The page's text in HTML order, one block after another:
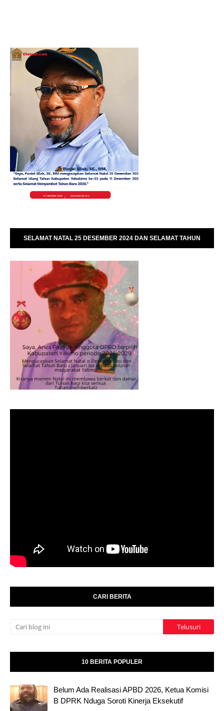
SELAMAT NATAL 25 DESEMBER 2024 DAN SELAMAT TAHUN
CARI BERITA
10 BERITA POPULER
Belum Ada Realisasi APBD 2026, Ketua Komisi
B DPRK Nduga Soroti Kinerja Eksekutif